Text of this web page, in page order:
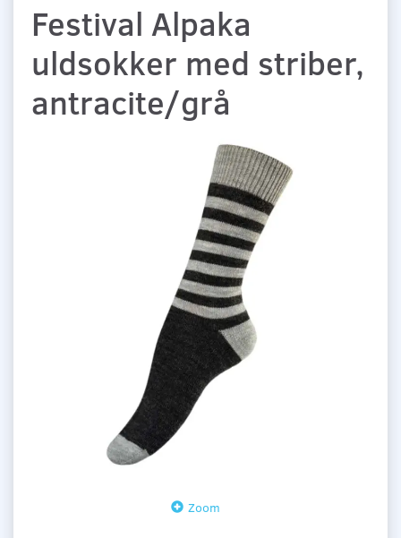
Festival Alpaka
uldsokker med striber,
antracite/grå
Zoom